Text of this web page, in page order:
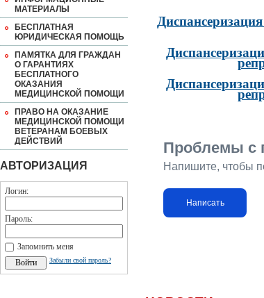
МАТЕРИАЛЫ
БЕСПЛАТНАЯ
ЮРИДИЧЕСКАЯ ПОМОЩЬ
ПАМЯТКА ДЛЯ ГРАЖДАН
О ГАРАНТИЯХ
БЕСПЛАТНОГО
ОКАЗАНИЯ
МЕДИЦИНСКОЙ ПОМОЩИ
ПРАВО НА ОКАЗАНИЕ
МЕДИЦИНСКОЙ ПОМОЩИ
ВЕТЕРАНАМ БОЕВЫХ
ДЕЙСТВИЙ
АВТОРИЗАЦИЯ
Логин:
Пароль:
Запомнить меня
Забыли свой пароль?
Проблемы с
Напишите, чтобы
Написать